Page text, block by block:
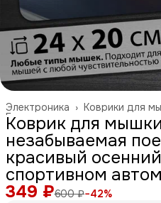
Коврики для
Электроника ›
Главная
Коврик для
незабываемая
красивый
спортивном
349 ₽600 ₽−42%